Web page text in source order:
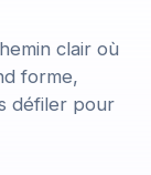
clair où
forme,
défiler pour